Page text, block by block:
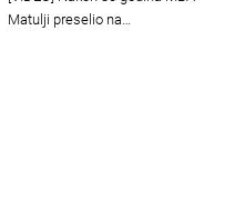
Matulji preselio na…